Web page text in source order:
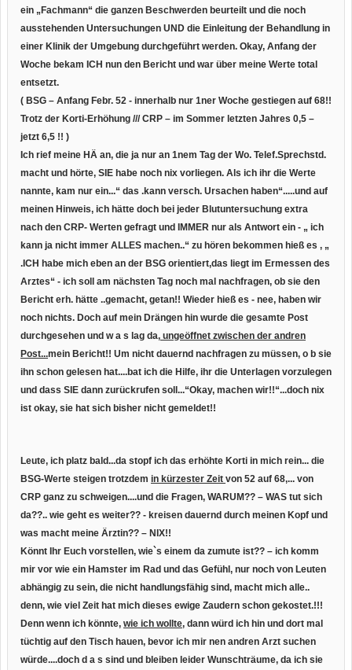
ein „Fachmann“ die ganzen Beschwerden beurteilt und die noch
ausstehenden Untersuchungen UND die Einleitung der Behandlung in
einer Klinik der Umgebung durchgeführt werden. Okay, Anfang der
Woche bekam ICH nun den Bericht und war über meine Werte total
entsetzt.
( BSG – Anfang Febr. 52 - innerhalb nur 1ner Woche gestiegen auf 68!!
Trotz der Korti-Erhöhung /// CRP – im Sommer letzten Jahres 0,5 –
jetzt 6,5 !! )
Ich rief meine HÄ an, die ja nur an 1nem Tag der Wo. Telef.Sprechstd.
macht und hörte, SIE habe noch nix vorliegen. Als ich ihr die Werte
nannte, kam nur ein...“ das .kann versch. Ursachen haben“.....und auf
meinen Hinweis, ich hätte doch bei jeder Blutuntersuchung extra
nach den CRP- Werten gefragt und IMMER nur als Antwort ein - „ ich
kann ja nicht immer ALLES machen..“ zu hören bekommen hieß es , „
.ICH habe mich eben an der BSG orientiert,das liegt im Ermessen des
Arztes“ - ich soll am nächsten Tag noch mal nachfragen, ob sie den
Bericht erh. hätte ..gemacht, getan!! Wieder hieß es - nee, haben wir
noch nichts. Doch auf mein Drängen hin wurde die gesamte Post
durchgesehen und w a s lag da, ungeöffnet zwischen der andren
Post...mein Bericht!! Um nicht dauernd nachfragen zu müssen, o b sie
ihn schon gelesen hat....bat ich die Hilfe, ihr die Unterlagen vorzulegen
und dass SIE dann zurückrufen soll...“Okay, machen wir!!“...doch nix
ist okay, sie hat sich bisher nicht gemeldet!!
Leute, ich platz bald...da stopf ich das erhöhte Korti in mich rein... die
BSG-Werte steigen trotzdem in kürzester Zeit von 52 auf 68,... von
CRP ganz zu schweigen....und die Fragen, WARUM?? – WAS tut sich
da??.. wie geht es weiter?? - kreisen dauernd durch meinen Kopf und
was macht meine Ärztin?? – NIX!!
Könnt Ihr Euch vorstellen, wie`s einem da zumute ist?? – ich komm
mir vor wie ein Hamster im Rad und das Gefühl, nur noch von Leuten
abhängig zu sein, die nicht handlungsfähig sind, macht mich alle..
denn, wie viel Zeit hat mich dieses ewige Zaudern schon gekostet.!!!
Denn wenn ich könnte, wie ich wollte, dann würd ich hin und dort mal
tüchtig auf den Tisch hauen, bevor ich mir nen andren Arzt suchen
würde....doch d a s sind und bleiben leider Wunschträume, da ich sie